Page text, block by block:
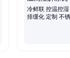
冷鲜联 控温控湿
排缓化 定制 不